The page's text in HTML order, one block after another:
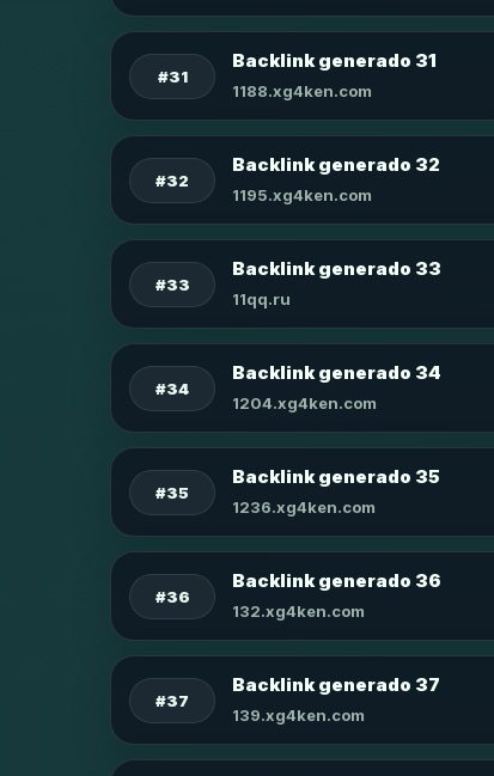
#31
Backlink generado 31
1188.xg4ken.com
#32
Backlink generado 32
1195.xg4ken.com
#33
Backlink generado 33
11qq.ru
#34
Backlink generado 34
1204.xg4ken.com
#35
Backlink generado 35
1236.xg4ken.com
#36
Backlink generado 36
132.xg4ken.com
#37
Backlink generado 37
139.xg4ken.com